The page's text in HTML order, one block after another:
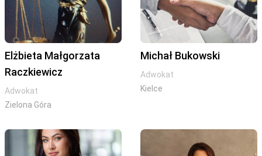
Elżbieta Małgorzata
Raczkiewicz
Adwokat
Zielona Góra
Michał Bukowski
Adwokat
Kielce